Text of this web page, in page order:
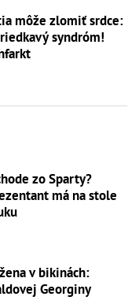
môže zlomiť srdce:
syndróm!
zo Sparty?
má na stole
v bikinách:
Georginy